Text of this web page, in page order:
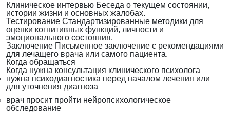
Клиническое интервью Беседа о текущем состоянии,
истории жизни и основных жалобах.
Тестирование Стандартизированные методики для
оценки когнитивных функций, личности и
эмоционального состояния.
Заключение Письменное заключение с рекомендациями
для лечащего врача или самого пациента.
Когда обращаться
Когда нужна консультация клинического психолога
нужна психодиагностика перед началом лечения или
для уточнения диагноза
врач просит пройти нейропсихологическое
обследование